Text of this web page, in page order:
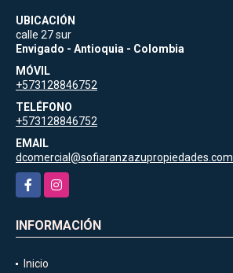
UBICACIÓN
calle 27 sur
Envigado - Antioquia - Colombia
MÓVIL
+573128846752
TELÉFONO
+573128846752
EMAIL
dcomercial@sofiaranzazupropiedades.com
FacebookInstagram
INFORMACIÓN
Inicio